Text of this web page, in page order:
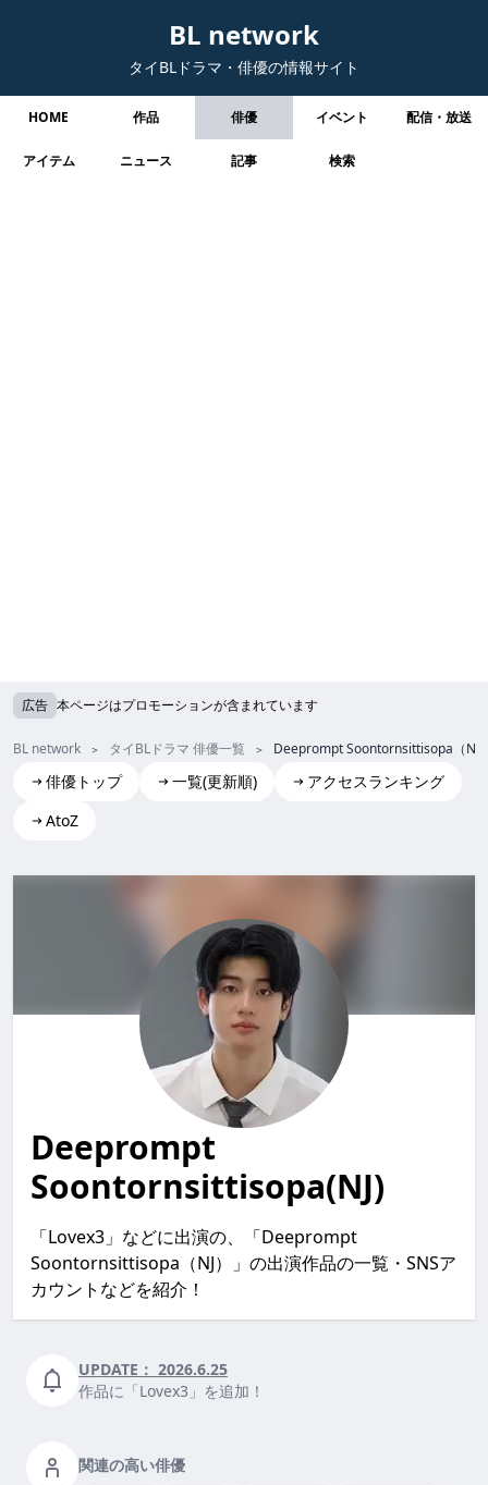
BL network
タイBLドラマ・俳優の情報サイト
HOME 作品 俳優 イベント 配信・放送
アイテム ニュース 記事 検索
広告 本ページはプロモーションが含まれています
BL network タイBLドラマ 俳優一覧 Deeprompt Soontornsittisopa（NJ
俳優トップ 一覧(更新順)
アクセスランキング
AtoZ
Deeprompt
Soontornsittisopa(NJ)
「Lovex3」などに出演の、「Deeprompt
Soontornsittisopa（NJ）」の出演作品の一覧・SNSア
カウントなどを紹介！
UPDATE： 2026.6.25
作品に「Lovex3」を追加！
関連の高い俳優